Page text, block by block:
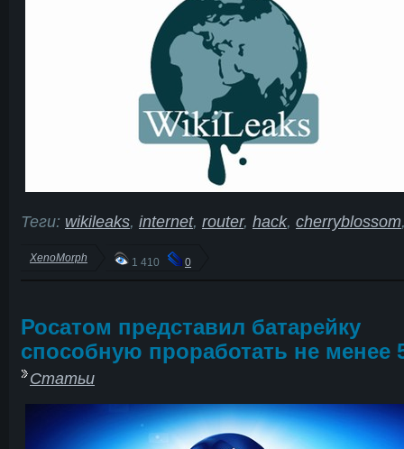
Теги: wikileaks, internet, router, hack, cherryblossom
XenoMorph 1 410 0
Росатом представил батарейку
способную проработать не менее
Статьи